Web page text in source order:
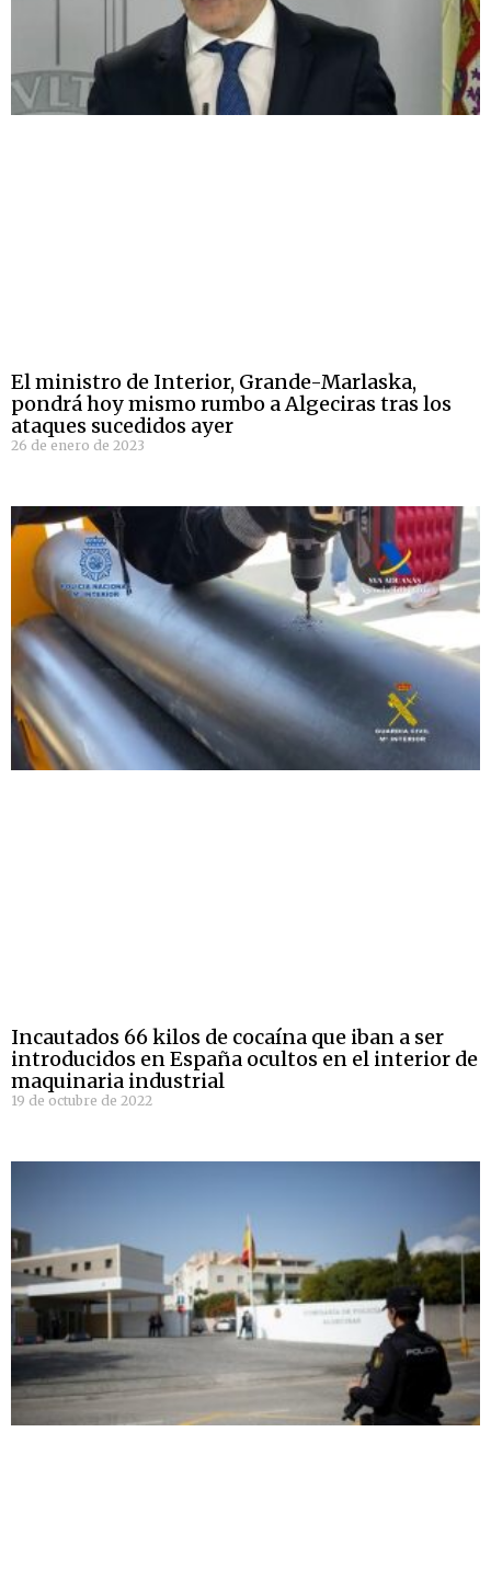
El ministro de Interior, Grande-Marlaska,
pondrá hoy mismo rumbo a Algeciras tras los
ataques sucedidos ayer
26 de enero de 2023
Incautados 66 kilos de cocaína que iban a ser
introducidos en España ocultos en el interior de
maquinaria industrial
19 de octubre de 2022